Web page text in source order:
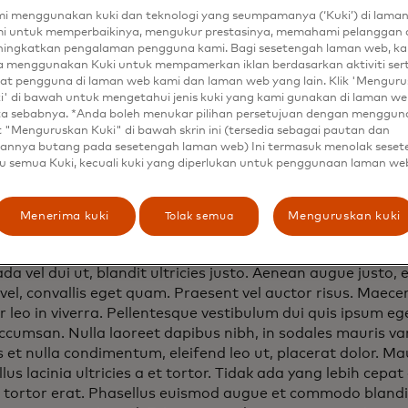
himenaeos. Vivamus aliquet vestibulum accumsan.
sodales laoreet. Menangguhkan augue blandit.
elit a dui maximus bibendum vitae eget nibh. Fusce
ex eget molestie malesuada, leo ligula hendrerit
nunc. Fusce euismod velit metus, in luctus sapien
lacus, ut consectetur lacus. Sed sed porttitor
lacus et semper posuere, dolor sem pharetra dolor,
Cras consectetur blandit elementum. Etiam aliquam
velit ultricies. Hadir di vestibulum nisl. Curabitur eu
Mauris aliquet nibh non faucibus varius. Duis a
augue.
neque sed urna finibus, in malesuada arcu
vel dui ut, blandit ultricies justo. Aenean augue justo,
convallis eget quam. Praesent vel auctor risus.
in viverra. Pellentesque vestibulum dui quis ipsum
Nulla laoreet dapibus nibh, in sodales mauris
et nulla condimentum, eleifend leo ut, placerat dolor.
lacinia ultricies a et tortor. Tidak ada yang lebih cepat
erat. Phasellus euismod augue et commodo
menggunakan kuki dan teknologi yang seumpamanya (‘Kuki’) di
untuk memperbaikinya, mengukur prestasinya, memahami pelanggan
pengalaman pengguna kami. Bagi sesetengah laman web,
menggunakan Kuki untuk mempamerkan iklan berdasarkan aktiviti
pengguna di laman web kami dan laman web yang lain. Klik
di bawah untuk mengetahui jenis kuki yang kami gunakan di laman
sebabnya. *Anda boleh menukar pilihan persetujuan dengan
"Menguruskan Kuki" di bawah skrin ini (tersedia sebagai pautan dan
butang pada sesetengah laman web) Ini termasuk menolak
semua Kuki, kecuali kuki yang diperlukan untuk penggunaan laman
Menerima kuki Tolak semua Menguruskan kuki